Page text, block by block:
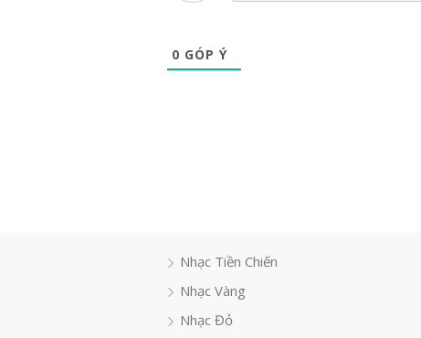
0 GÓP Ý
Nhạc Tiền Chiến
Nhạc Vàng
Nhạc Đỏ